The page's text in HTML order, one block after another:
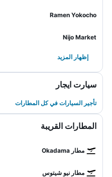
Ramen Yokocho
Nijo Market
إظهار المزيد
سيارت ايجار
تأجير السيارات في كل المطارات
المطارات القريبة
مطار Okadama
مطار نيو شيتوس